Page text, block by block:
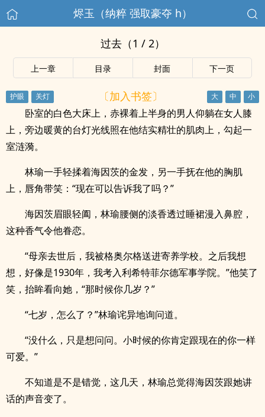
烬玉（纳粹 强取豪夺 h）
过去（1 / 2）
上一章 目录 封面 下一页
〔加入书签〕
卧室的白色大床上，赤裸着上半身的男人仰躺在女人膝
上，旁边暖黄的台灯光线照在他结实精壮的肌肉上，勾起一
室涟漪。
林瑜一手轻揉着海因茨的金发，另一手抚在他的胸肌
上，唇角带笑：“现在可以告诉我了吗？”
海因茨眉眼轻阖，林瑜腰侧的淡香透过睡裙漫入鼻腔，
这种香气令他眷恋。
“母亲去世后，我被格奥尔格送进寄养学校。之后我想
想，好像是1930年，我考入利希特菲尔德军事学院。”他笑了
笑，抬眸看向她，“那时候你几岁？”
“七岁，怎么了？”林瑜诧异地询问道。
“没什么，只是想问问。小时候的你肯定跟现在的你一样
可爱。”
不知道是不是错觉，这几天，林瑜总觉得海因茨跟她讲
话的声音变了。